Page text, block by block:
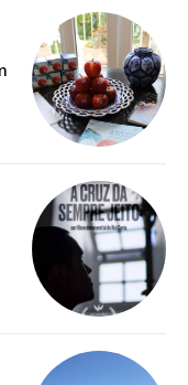
feira em sua
para